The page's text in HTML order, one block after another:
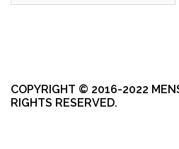
COPYRIGHT © 2016-2022
RIGHTS RESERVED.